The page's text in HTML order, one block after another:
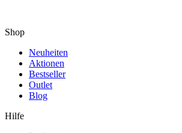
Shop
Neuheiten
Aktionen
Bestseller
Outlet
Blog
Hilfe